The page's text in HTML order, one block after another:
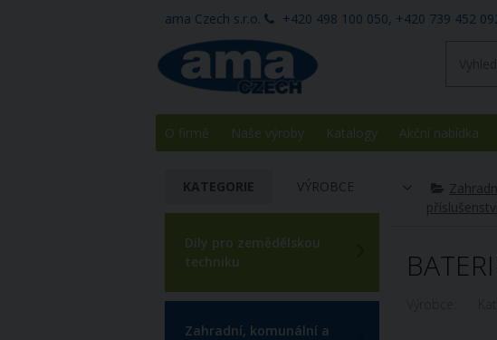
ama Czech s.r.o. +420 498 100 050, +420 739 452
O firmě Naše výroby Katalogy Akční nabídka
KATEGORIE VÝROBCE
Díly pro zemědělskou
techniku
Zahradní, komunální a